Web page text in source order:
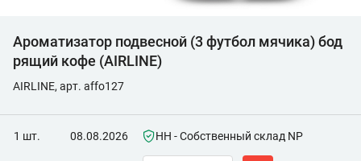
Ароматизатор подвесной (3 футбол мячика) бод
рящий кофе (AIRLINE)
AIRLINE, арт. affo127
1 шт. 08.08.2026 НН - Собственный склад NP